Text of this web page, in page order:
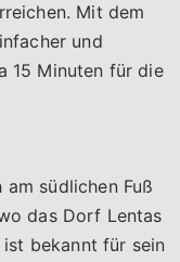
Mit dem
und
15 Minuten für die
südlichen Fuß
das Dorf Lentas
bekannt für sein